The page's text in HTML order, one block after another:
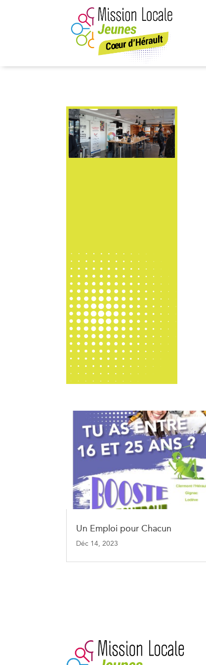
Un Emploi pour Chacun
Déc 14, 2023